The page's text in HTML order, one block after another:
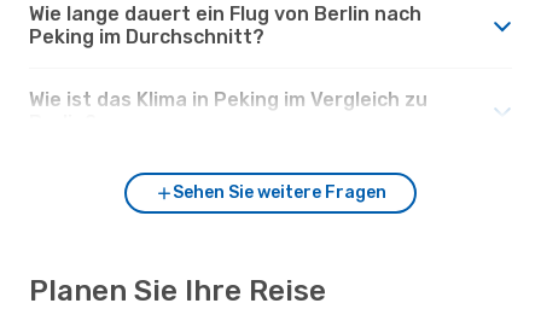
Wie lange dauert ein Flug von Berlin nach
Peking im Durchschnitt?
Wie ist das Klima in Peking im Vergleich zu
Sehen Sie weitere Fragen
Planen Sie Ihre Reise